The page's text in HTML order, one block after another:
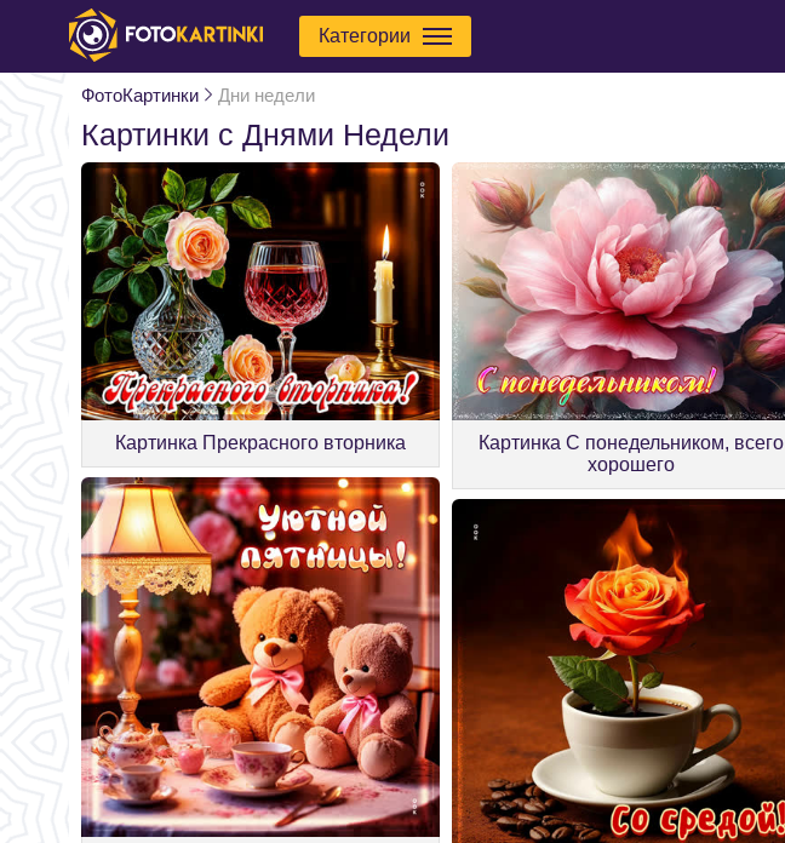
Категории
ФотоКартинки Дни недели
Картинки с Днями Недели
Картинка Прекрасного вторника
Картинка С понедельником, всего
хорошего